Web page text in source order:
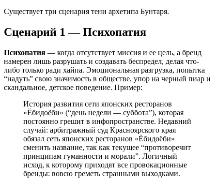
Существует три сценария тени архетипа Бунтаря.
Сценарий 1 — Психопатия
Психопатия — когда отсутствует миссия и ее цель, а бренд
намерен лишь разрушать и создавать беспредел, делая что-
либо только ради хайпа. Эмоциональная разгрузка, попытка
“надуть” свою значимость в обществе, упор на черный пиар и
скандальное, детское поведение. Пример:
История развития сети японских ресторанов
«Ёбидоёби» (“день недели — суббота”), которая
постоянно грешит в инфопространстве. Недавний
случай: арбитражный суд Красноярского края
обязал сеть японских ресторанов «Ёбидоёби»
сменить название, так как текущее “противоречит
принципам гуманности и морали”. Логичный
исход, к которому приходят все провокационные
бренды: вовсю греметь странными выходками.